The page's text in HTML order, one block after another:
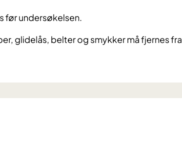
før undersøkelsen.
glidelås, belter og smykker må fjernes fra